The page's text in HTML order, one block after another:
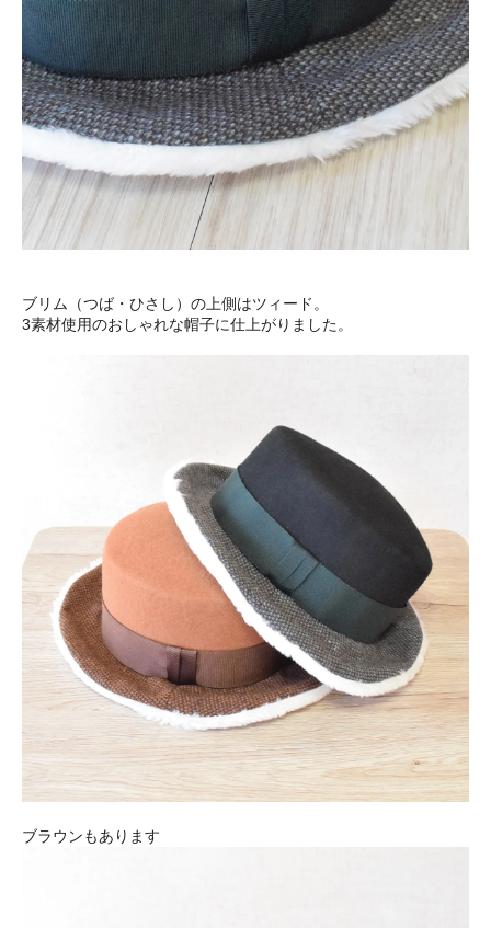
ブリム（つば・ひさし）の上側はツィード。
3素材使用のおしゃれな帽子に仕上がりました。
ブラウンもあります